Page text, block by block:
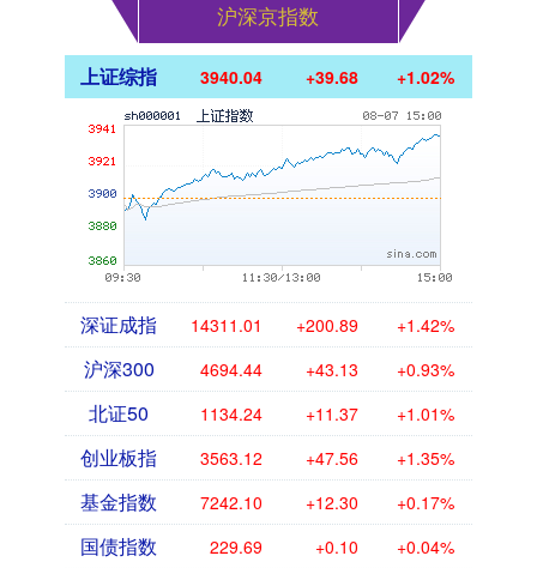
沪深京指数
上证综指 3940.04 +39.68 +1.02%
深证成指 14311.01 +200.89 +1.42%
沪深300 4694.44 +43.13 +0.93%
北证50 1134.24 +11.37 +1.01%
创业板指 3563.12 +47.56 +1.35%
基金指数 7242.10 +12.30 +0.17%
国债指数 229.69 +0.10 +0.04%